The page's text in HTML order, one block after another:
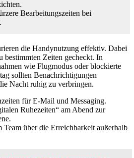
Bearbeitungszeiten bei
die Handynutzung effektiv. Dabei
bestimmten Zeiten gecheckt. In
wie Flugmodus oder blockierte
sollten Benachrichtigungen
Nacht ruhig zu verbringen.
für E‑Mail und Messaging.
Ruhezeiten“ am Abend zur
Team über die Erreichbarkeit außerhalb